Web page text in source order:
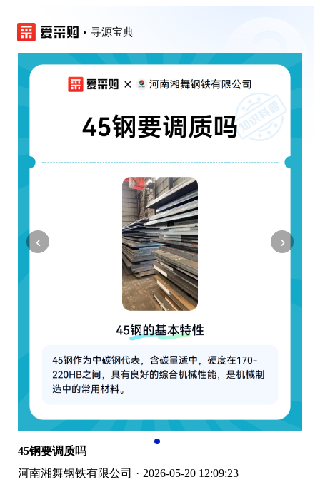
寻源宝典
‹ ›
45钢要调质吗
河南湘舞钢铁有限公司 · 2026-05-20 12:09:23